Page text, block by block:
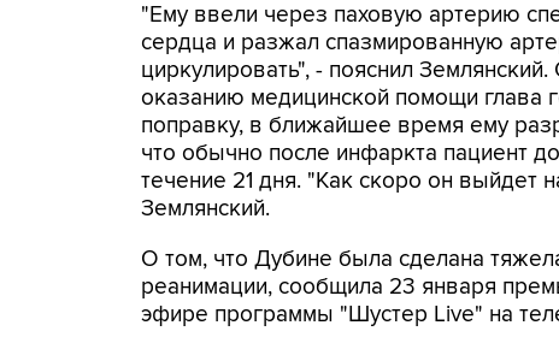
"Ему ввели через паховую артерию
сердца и разжал спазмированную
циркулировать", - пояснил
оказанию медицинской помощи глава
поправку, в ближайшее время ему
что обычно после инфаркта пациент
течение 21 дня. "Как скоро он выйдет
Землянский.
О том, что Дубине была сделана
реанимации, сообщила 23 января
эфире программы "Шустер Live" на